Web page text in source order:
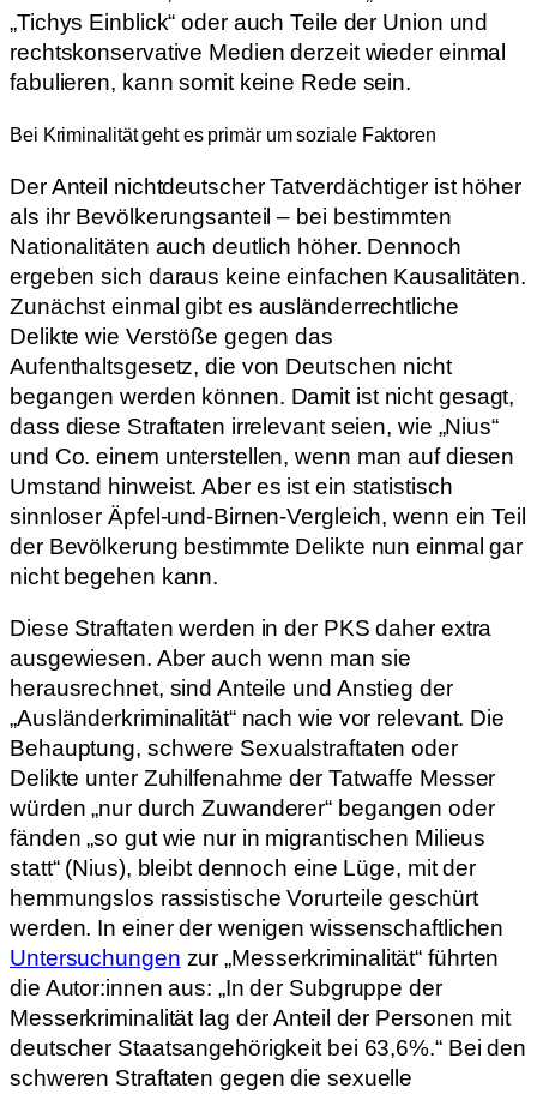
„Tichys Einblick“ oder auch Teile der Union und
rechtskonservative Medien derzeit wieder einmal
fabulieren, kann somit keine Rede sein.
Bei Kriminalität geht es primär um soziale Faktoren
Der Anteil nichtdeutscher Tatverdächtiger ist höher
als ihr Bevölkerungsanteil – bei bestimmten
Nationalitäten auch deutlich höher. Dennoch
ergeben sich daraus keine einfachen Kausalitäten.
Zunächst einmal gibt es ausländerrechtliche
Delikte wie Verstöße gegen das
Aufenthaltsgesetz, die von Deutschen nicht
begangen werden können. Damit ist nicht gesagt,
dass diese Straftaten irrelevant seien, wie „Nius“
und Co. einem unterstellen, wenn man auf diesen
Umstand hinweist. Aber es ist ein statistisch
sinnloser Äpfel-und-Birnen-Vergleich, wenn ein Teil
der Bevölkerung bestimmte Delikte nun einmal gar
nicht begehen kann.
Diese Straftaten werden in der PKS daher extra
ausgewiesen. Aber auch wenn man sie
herausrechnet, sind Anteile und Anstieg der
„Ausländerkriminalität“ nach wie vor relevant. Die
Behauptung, schwere Sexualstraftaten oder
Delikte unter Zuhilfenahme der Tatwaffe Messer
würden „nur durch Zuwanderer“ begangen oder
fänden „so gut wie nur in migrantischen Milieus
statt“ (Nius), bleibt dennoch eine Lüge, mit der
hemmungslos rassistische Vorurteile geschürt
werden. In einer der wenigen wissenschaftlichen
Untersuchungen zur „Messerkriminalität“ führten
die Autor:innen aus: „In der Subgruppe der
Messerkriminalität lag der Anteil der Personen mit
deutscher Staatsangehörigkeit bei 63,6%.“ Bei den
schweren Straftaten gegen die sexuelle